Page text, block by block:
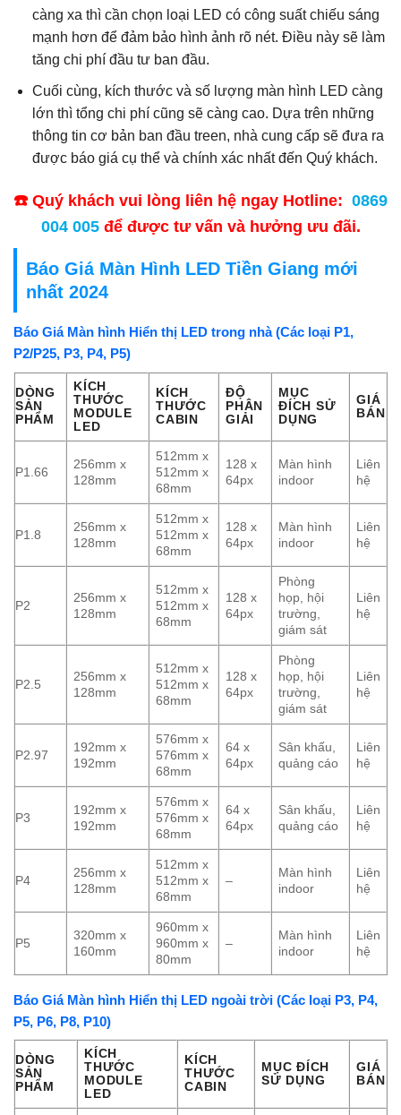
càng xa thì cần chọn loại LED có công suất chiếu sáng
mạnh hơn để đảm bảo hình ảnh rõ nét. Điều này sẽ làm
tăng chi phí đầu tư ban đầu.
Cuối cùng, kích thước và số lượng màn hình LED càng
lớn thì tổng chi phí cũng sẽ càng cao. Dựa trên những
thông tin cơ bản ban đầu treen, nhà cung cấp sẽ đưa ra
được báo giá cụ thể và chính xác nhất đến Quý khách.
☎️ Quý khách vui lòng liên hệ ngay Hotline: 0869
004 005để được tư vấn và hưởng ưu đãi.
Báo Giá Màn Hình LED Tiền Giang mới
nhất 2024
Báo Giá Màn hình Hiển thị LED trong nhà (Các loại P1,
P2/P25, P3, P4, P5)
DÒNG
SẢN
PHẨM
KÍCH
THƯỚC
MODULE
LED
KÍCH
THƯỚC
CABIN
ĐỘ
PHÂN
GIẢI
MỤC
ĐÍCH SỬ
DỤNG
GIÁ
BÁN
P1.66
256mm x
128mm
512mm x
512mm x
68mm
128 x
64px
Màn hình
indoor
Liên
hệ
P1.8
256mm x
128mm
512mm x
512mm x
68mm
128 x
64px
Màn hình
indoor
Liên
hệ
P2
256mm x
128mm
512mm x
512mm x
68mm
128 x
64px
Phòng
họp, hội
trường,
giám sát
Liên
hệ
P2.5
256mm x
128mm
512mm x
512mm x
68mm
128 x
64px
Phòng
họp, hội
trường,
giám sát
Liên
hệ
P2.97
192mm x
192mm
576mm x
576mm x
68mm
64 x
64px
Sân khấu,
quảng cáo
Liên
hệ
P3
192mm x
192mm
576mm x
576mm x
68mm
64 x
64px
Sân khấu,
quảng cáo
Liên
hệ
P4
256mm x
128mm
512mm x
512mm x
68mm
–
Màn hình
indoor
Liên
hệ
P5
320mm x
160mm
960mm x
960mm x
80mm
–
Màn hình
indoor
Liên
hệ
Báo Giá Màn hình Hiển thị LED ngoài trời (Các loại P3, P4,
P5, P6, P8, P10)
DÒNG
SẢN
PHẨM
KÍCH
THƯỚC
MODULE
LED
KÍCH
THƯỚC
CABIN
MỤC ĐÍCH
SỬ DỤNG
GIÁ
BÁN